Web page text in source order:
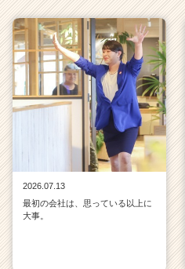
2026.07.13
最初の会社は、思っている以上に
大事。